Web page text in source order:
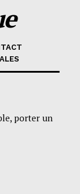
porter un